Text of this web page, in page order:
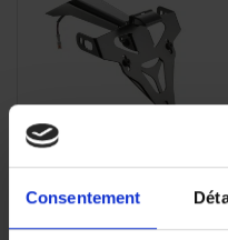
Consentement
d'immatriculation court